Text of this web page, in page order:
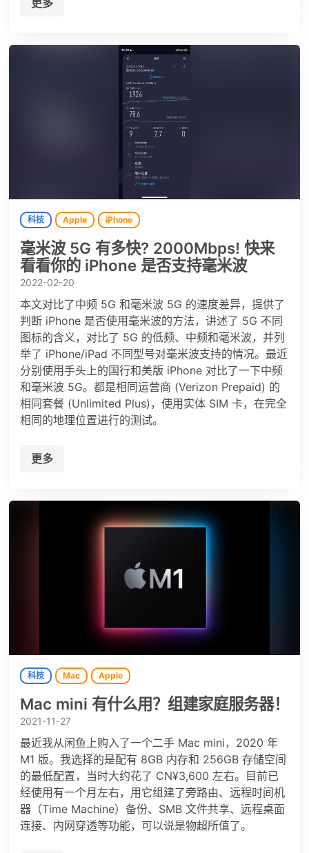
更多
科技 Apple iPhone
毫米波 5G 有多快? 2000Mbps! 快来
看看你的 iPhone 是否支持毫米波
2022-02-20
本文对比了中频 5G 和毫米波 5G 的速度差异，提供了
判断 iPhone 是否使用毫米波的方法，讲述了 5G 不同
图标的含义，对比了 5G 的低频、中频和毫米波，并列
举了 iPhone/iPad 不同型号对毫米波支持的情况。最近
分别使用手头上的国行和美版 iPhone 对比了一下中频
和毫米波 5G。都是相同运营商 (Verizon Prepaid) 的
相同套餐 (Unlimited Plus)，使用实体 SIM 卡，在完全
相同的地理位置进行的测试。
更多
科技 Mac Apple
Mac mini 有什么用？组建家庭服务器！
2021-11-27
最近我从闲鱼上购入了一个二手 Mac mini，2020 年
M1 版。我选择的是配有 8GB 内存和 256GB 存储空间
的最低配置，当时大约花了 CN¥3,600 左右。目前已
经使用有一个月左右，用它组建了旁路由、远程时间机
器（Time Machine）备份、SMB 文件共享、远程桌面
连接、内网穿透等功能，可以说是物超所值了。